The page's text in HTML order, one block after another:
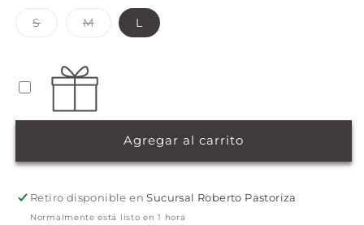
SVariante
disponible
MVariante
agotada
L
Agregar al carrito
Retiro disponible enSucursal Roberto Pastoriza
Normalmente está listo en 1 hora